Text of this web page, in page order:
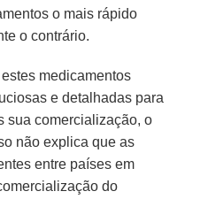
o mais rápido
o contrário.
medicamentos
e detalhadas para
sua comercialização, o
não explica que as
entre países em
do